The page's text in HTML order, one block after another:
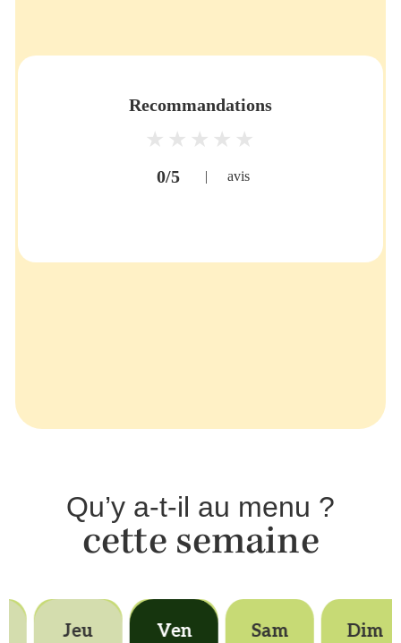
Recommandations
0/5 | avis
Qu’y a-t-il au menu ?
cette semaine
Jeu Ven Sam Dim